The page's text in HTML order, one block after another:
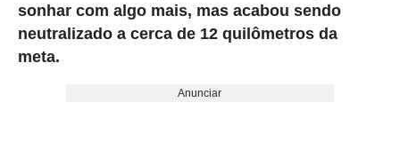
sonhar com algo mais, mas acabou sendo
neutralizado a cerca de 12 quilômetros da
meta.
Anunciar